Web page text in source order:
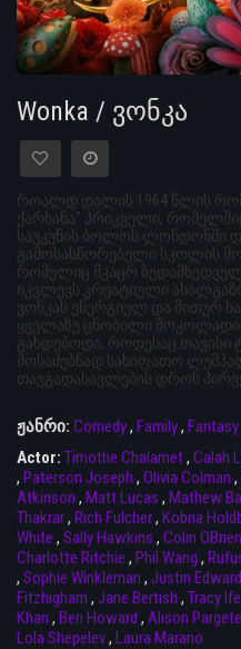
Wonka / ვონკა
როალდ დალის 1964 წლის
ქარხანა” პრიკველი,
საუკუნის ბოლოს ლონდონში
გამოსასწორებელი სკოლის
რომელიც მკაცრ
იკვლევს კრეატიული
ვონკას ენერგიულ და მითურ
ყველაზე ცნობილი
გახდებოდა, როდესაც თავისი
მოსაძებნად სახიფათო
თავგადასავლების დროს
ჟანრი: Comedy, Family, Fantasy
Actor: Timothe Chalamet, Calah
, Paterson Joseph , Olivia Colman ,
Atkinson , Matt Lucas , Mathew
Thakrar, Rich Fulcher, Kobna
White , Sally Hawkins , Colin OBrien
Charlotte Ritchie , Phil Wang ,
, Sophie Winkleman , Justin
Fitzhigham , Jane Bertish , Tracy
Khan , Ben Howard , Alison
Lola Shepelev, Laura Marano